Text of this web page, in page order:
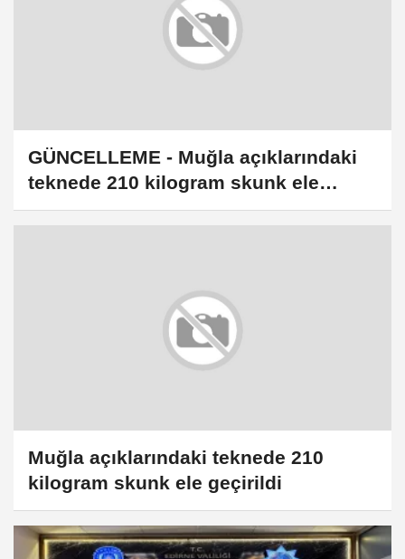
GÜNCELLEME - Muğla açıklarındaki
teknede 210 kilogram skunk ele
geçirildi
Muğla açıklarındaki teknede 210
kilogram skunk ele geçirildi